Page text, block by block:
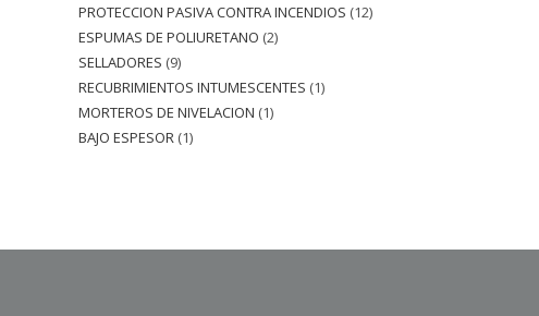
PROTECCION PASIVA CONTRA INCENDIOS 12
ESPUMAS DE POLIURETANO 2
SELLADORES 9
RECUBRIMIENTOS INTUMESCENTES 1
MORTEROS DE NIVELACION 1
BAJO ESPESOR 1